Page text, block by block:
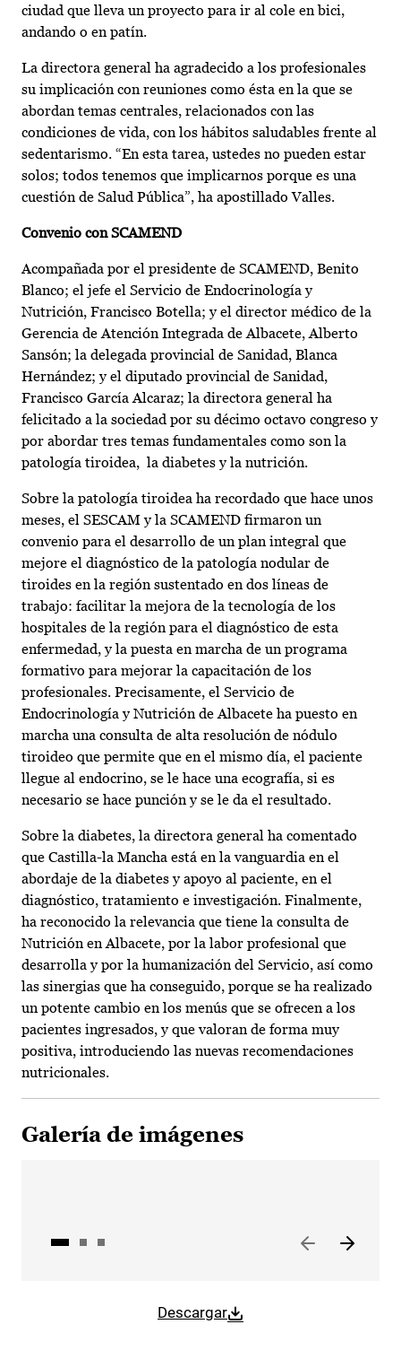
ciudad que lleva un proyecto para ir al cole en bici,
andando o en patín.
La directora general ha agradecido a los profesionales
su implicación con reuniones como ésta en la que se
abordan temas centrales, relacionados con las
condiciones de vida, con los hábitos saludables frente al
sedentarismo. “En esta tarea, ustedes no pueden estar
solos; todos tenemos que implicarnos porque es una
cuestión de Salud Pública”, ha apostillado Valles.
Convenio con SCAMEND
Acompañada por el presidente de SCAMEND, Benito
Blanco; el jefe el Servicio de Endocrinología y
Nutrición, Francisco Botella; y el director médico de la
Gerencia de Atención Integrada de Albacete, Alberto
Sansón; la delegada provincial de Sanidad, Blanca
Hernández; y el diputado provincial de Sanidad,
Francisco García Alcaraz; la directora general ha
felicitado a la sociedad por su décimo octavo congreso y
por abordar tres temas fundamentales como son la
patología tiroidea, la diabetes y la nutrición.
Sobre la patología tiroidea ha recordado que hace unos
meses, el SESCAM y la SCAMEND firmaron un
convenio para el desarrollo de un plan integral que
mejore el diagnóstico de la patología nodular de
tiroides en la región sustentado en dos líneas de
trabajo: facilitar la mejora de la tecnología de los
hospitales de la región para el diagnóstico de esta
enfermedad, y la puesta en marcha de un programa
formativo para mejorar la capacitación de los
profesionales. Precisamente, el Servicio de
Endocrinología y Nutrición de Albacete ha puesto en
marcha una consulta de alta resolución de nódulo
tiroideo que permite que en el mismo día, el paciente
llegue al endocrino, se le hace una ecografía, si es
necesario se hace punción y se le da el resultado.
Sobre la diabetes, la directora general ha comentado
que Castilla-la Mancha está en la vanguardia en el
abordaje de la diabetes y apoyo al paciente, en el
diagnóstico, tratamiento e investigación. Finalmente,
ha reconocido la relevancia que tiene la consulta de
Nutrición en Albacete, por la labor profesional que
desarrolla y por la humanización del Servicio, así como
las sinergias que ha conseguido, porque se ha realizado
un potente cambio en los menús que se ofrecen a los
pacientes ingresados, y que valoran de forma muy
positiva, introduciendo las nuevas recomendaciones
nutricionales.
Galería de imágenes
Descargar